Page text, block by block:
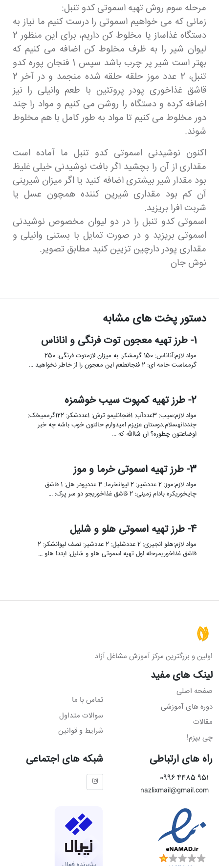
مرحله سوم روش تهیه اسموتی کدو تنبل:
زمانی که می خواهیم اسموتی را درست کنیم ما نیاز به
دستگاه غذاساز یا مخلوط کن داریم، برای این منظور 2
لیوان شیر را به ظرف مخلوط کن اضافه می کنیم که
بهتر است شیر پر چرب باشد سپس 1 فنجان پوره کدو
تنبل، 2 عدد موز حلقه حلقه شده منجمد و در آخر 2
قاشق غذاخوری پودر پروتئین با طعم وانیلی را نیز
اضافه کرده و دستگاه را روشن می کنیم و مواد را چند
دور مخلوط می کنیم تا مواد به طور کامل با هم مخلوط
شوند.
اکنون نوشیدنی اسموتی کدو تنبل ما آماده است
مقداری از آن را بچشید اگر بافت نوشیدنی خیلی غلیظ
بود مقدار شیر بیشتری اضافه کنید یا اگر میزان شیرینی
آن کم بود مقداری شیرین کننده همچون عسل یا
شربت افرا بریزید.
اسموتی کدو تنبل را در دو لیوان مخصوص نوشیدنی
اسموتی بریزید و در صورت تمایل با بستنی وانیلی و
مقداری پودر دارچین تزیین کنید مطابق تصویر.
نوش جان
دستور پخت های مشابه
1- طرز تهیه معجون توت فرنگی و اناناس
مواد لازم:آناناس: 150 گرمشکر: به میزان لازمتوت فرنگی: 250
گرمماست خامه ای: 2 فنجانطعم این معجون را از خاطر نخواهید …
2- طرز تهیه کمپوت سیب خوشمزه
مواد لازم:سیب: 3عددآب: 1فنجانلیمو ترش: 1عددشکر: 122گرممیخک:
چنددانهسلام.دوستان عزیزم امیدوارم حالتون خوب باشه چه خبر
اوضاعتون چطوره؟ ان شاالله که …
3- طرز تهیه اسموتی خرما و موز
مواد لازم:موز: 2 عددشیر: 2 لیوانخرما: 4 عددپودر هل: 1 قاشق
چایخوریکره بادام زمینی: 2 قاشق غذاخوریجو دو سر پرک: …
4- طرز تهیه اسموتی هلو و شلیل
مواد لازم:هلو انجیری: 2 عددشلیل: 2 عددشیر: نصف لیوانشکر: 2
قاشق غذاخوریمرحله اول تهیه اسموتی هلو و شلیل: ابتدا هلو …
اولین و بزرگترین مرکز آموزش مشاغل آزاد
لینک های مفید
صفحه اصلی
دوره های آموزشی
مقالات
چی بپزم!
تماس با ما
سوالات متداول
شرایط و قوانین
راه های ارتباطی
951 4485 0996
nazlixmail@gmail.com
شبکه های اجتماعی